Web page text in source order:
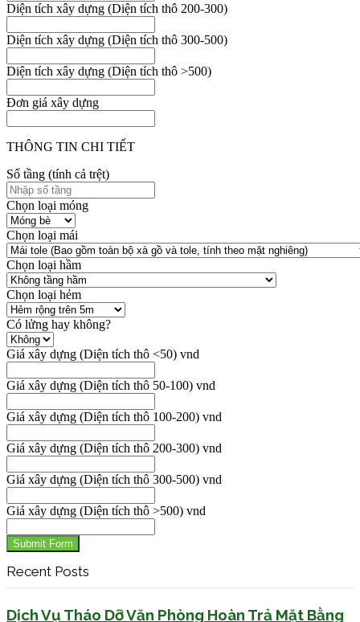
Diện tích xây dựng (Diện tích thô 200-300)
Diện tích xây dựng (Diện tích thô 300-500)
Diện tích xây dựng (Diện tích thô >500)
Đơn giá xây dựng
THÔNG TIN CHI TIẾT
Số tầng (tính cả trệt)
Chọn loại móng
Chọn loại mái
Chọn loại hầm
Chọn loại hẻm
Có lửng hay không?
Giá xây dựng (Diện tích thô <50) vnd
Giá xây dựng (Diện tích thô 50-100) vnd
Giá xây dựng (Diện tích thô 100-200) vnd
Giá xây dựng (Diện tích thô 200-300) vnd
Giá xây dựng (Diện tích thô 300-500) vnd
Giá xây dựng (Diện tích thô >500) vnd
Submit Form
Recent Posts
Dịch Vụ Tháo Dỡ Văn Phòng Hoàn Trả Mặt Bằng